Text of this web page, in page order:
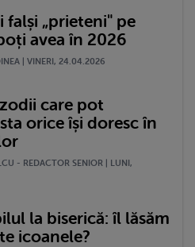
falși „prieteni" pe
avea în 2026
| VINERI, 24.04.2026
care pot
orice își doresc în
- REDACTOR SENIOR | LUNI,
la biserică: îl lăsăm
icoanele?